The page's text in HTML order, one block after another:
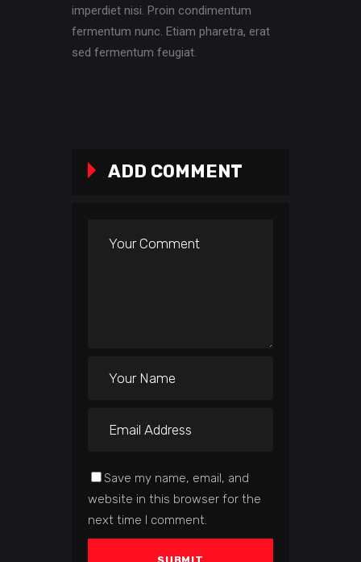
imperdiet nisi. Proin condimentum
fermentum nunc. Etiam pharetra, erat
sed fermentum feugiat.
ADD COMMENT
Save my name, email, and
website in this browser for the
next time I comment.